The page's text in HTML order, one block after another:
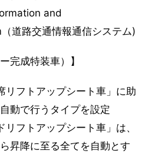
and
道路交通情報通信システム)
完成特装車）】
リフトアップシート車」に助
動で行うタイプを設定
リフトアップシート車」は、
昇降に至る全てを自動とす